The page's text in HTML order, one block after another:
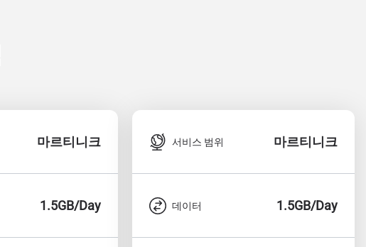
마르티니크
1.5GB/Day
서비스 범위 마르티니크
데이터 1.5GB/Day